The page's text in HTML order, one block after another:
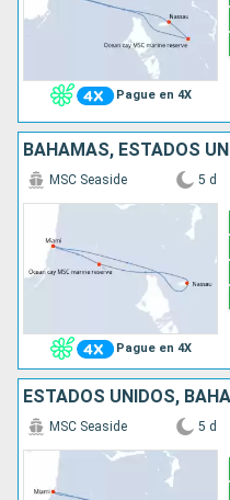
Pague en 4X
BAHAMAS, ESTADOS
Pague en 4X
MSC Seaside 5 d
ESTADOS UNIDOS,
MSC Seaside 5 d